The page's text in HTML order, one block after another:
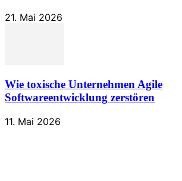
21. Mai 2026
Wie toxische Unternehmen Agile
Softwareentwicklung zerstören
11. Mai 2026